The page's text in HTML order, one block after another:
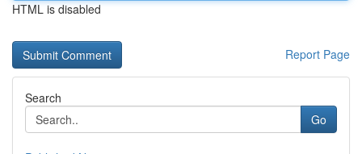
HTML is disabled
Report Page
Search
Go